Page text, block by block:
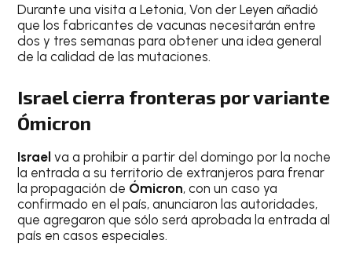
Durante una visita a Letonia, Von der Leyen añadió
que los fabricantes de vacunas necesitarán entre
dos y tres semanas para obtener una idea general
de la calidad de las mutaciones.
Israel cierra fronteras por variante
Ómicron
Israelva a prohibir a partir del domingo por la noche
la entrada a su territorio de extranjeros para frenar
la propagación de Ómicron, con un caso ya
confirmado en el país, anunciaron las autoridades,
que agregaron que sólo será aprobada la entrada al
país en casos especiales.